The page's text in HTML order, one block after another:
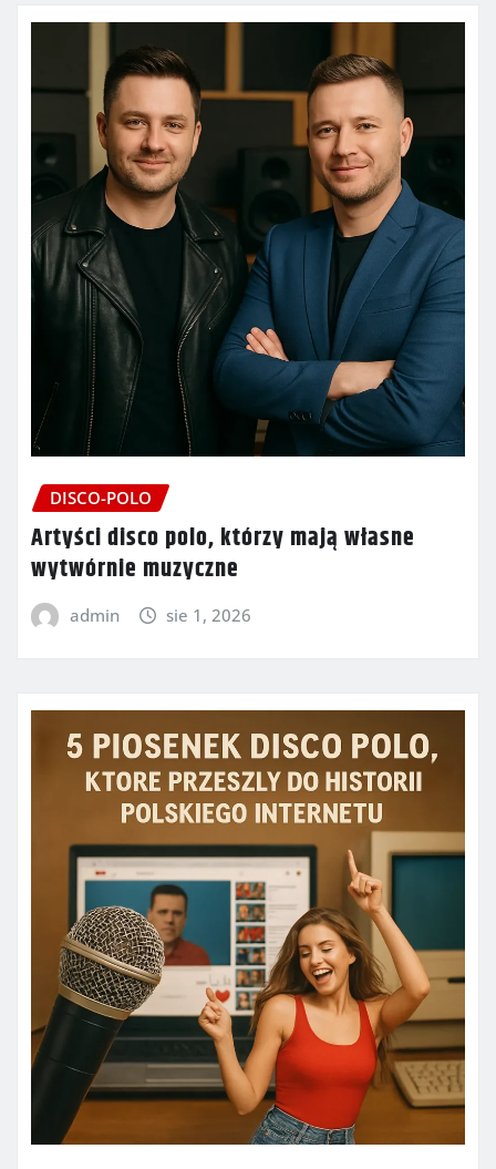
DISCO-POLO
Artyści disco polo, którzy mają własne
wytwórnie muzyczne
admin sie 1, 2026